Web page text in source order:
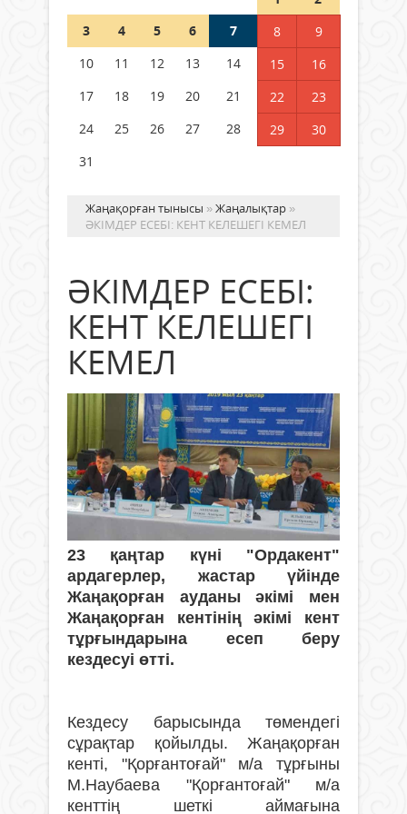
Германия аптап ыстыққа
бастады
04 тамыз 2026 ж.
3
4 5 6 7 8
9
10
11 12 13 14 15
16
17
18 19 20 21 22
23
24
25 26 27 28 29
30
31
Жаңақорған тынысы »Жаңалықтар »
ӘКІМДЕР ЕСЕБІ: КЕНТ КЕЛЕШЕГІ КЕМЕЛ
ӘКІМДЕР ЕСЕБІ:
КЕНТ КЕЛЕШЕГІ
КЕМЕЛ
23 қаңтар күні "Ордакент"
ардагерлер, жастар үйінде
Жаңақорған ауданы әкімі мен
Жаңақорған кентінің әкімі кент
тұрғындарына есеп беру
кездесуі өтті.
Кездесу барысында төмендегі
сұрақтар қойылды. Жаңақорған
кенті, "Қорғантоғай" м/а тұрғыны
М.Наубаева "Қорғантоғай" м/а
кенттің шеткі аймағына